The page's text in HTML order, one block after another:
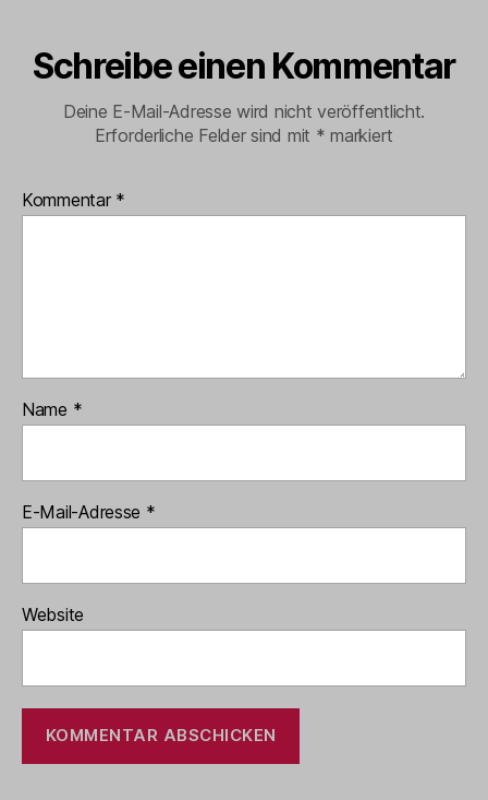
Schreibe einen Kommentar
Deine E-Mail-Adresse wird nicht veröffentlicht.
Erforderliche Felder sind mit * markiert
Kommentar *
Name *
E-Mail-Adresse *
Website